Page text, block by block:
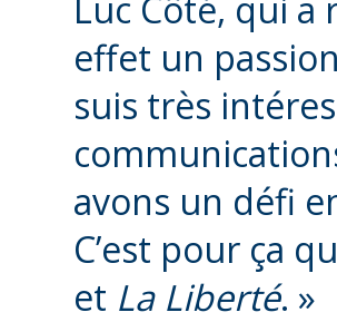
effet un
suis très
avons un défi
C’est pour ça
et La Liberté. »